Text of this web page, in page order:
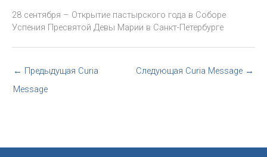
28 сентября – Открытие пастырского года в Соборе
Успения Пресвятой Девы Марии в Санкт-Петербурге
← Предыдущая Curia
Message
Следующая Curia Message →